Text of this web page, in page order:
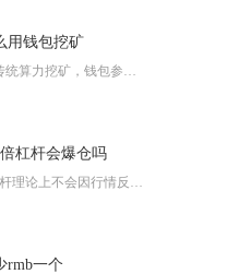
用钱包挖矿
艾达币不存在传统算力挖矿，钱包参与挖矿实际是通过官方非托管钱包质押委托ADA到质押池获取区
杠杆会爆仓吗
永续合约1倍杠杆理论上不会因行情反向波动直接爆仓，但长期持仓叠加手续费、资金费率持续消耗保
rmb一个